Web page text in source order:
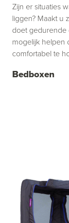
Bedboxen
Zijn er situaties
liggen? Maakt u
doet gedurende
mogelijk helpen
comfortabel te